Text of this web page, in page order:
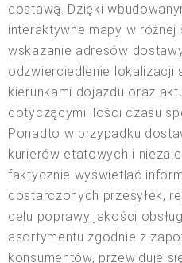
dostawą. Dzięki
interaktywne mapy w różnej
wskazanie adresów
odzwierciedlenie lokalizacji
kierunkami dojazdu oraz
dotyczącymi ilości czasu
Ponadto w przypadku
kurierów etatowych i
faktycznie wyświetlać
dostarczonych przesyłek,
celu poprawy jakości
asortymentu zgodnie z
konsumentów, przewiduje